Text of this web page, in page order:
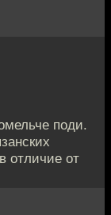
поди.
отличие от